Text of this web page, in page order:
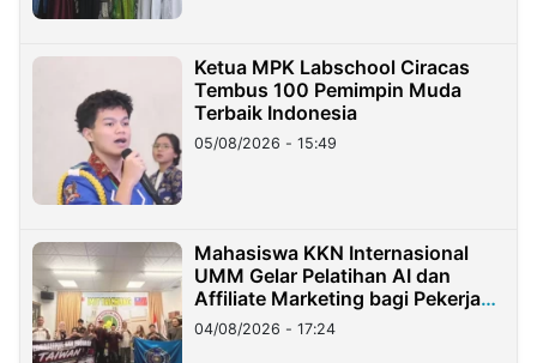
Ketua MPK Labschool Ciracas
Tembus 100 Pemimpin Muda
Terbaik Indonesia
05/08/2026 - 15:49
Mahasiswa KKN Internasional
UMM Gelar Pelatihan AI dan
Affiliate Marketing bagi Pekerja
Migran Indonesia di Taiwan
04/08/2026 - 17:24